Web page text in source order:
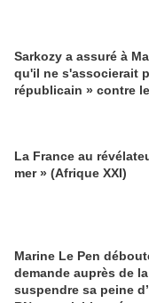
Sarkozy a assuré à
qu'il ne s'associerait
républicain » contre
La France au
mer » (Afrique XXI)
Marine Le Pen
demande auprès de la
suspendre sa peine